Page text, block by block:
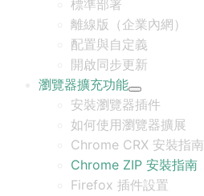
標準部署
離線版（企業內網）
配置與自定義
開啟同步更新
瀏覽器擴充功能
安裝瀏覽器插件
如何使用瀏覽器擴展
Chrome CRX 安裝指南
Chrome ZIP 安裝指南
Firefox 插件設置